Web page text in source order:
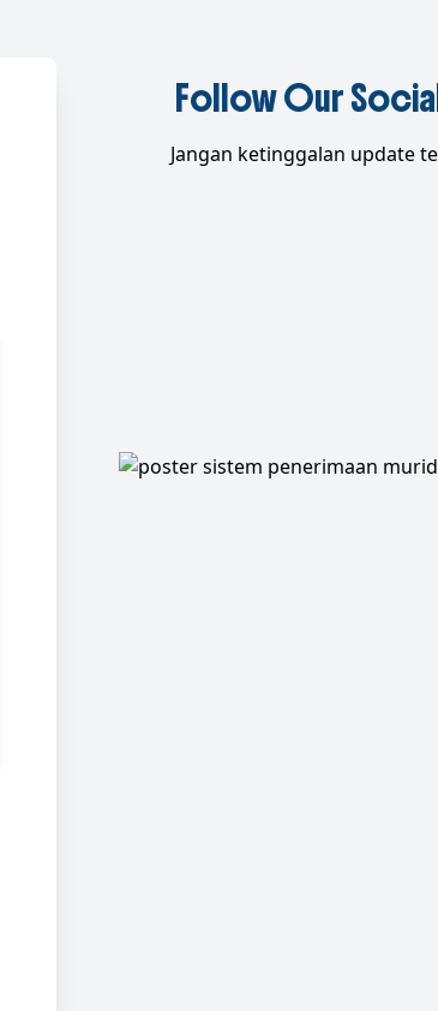
Follow Our
Jangan ketinggalan update